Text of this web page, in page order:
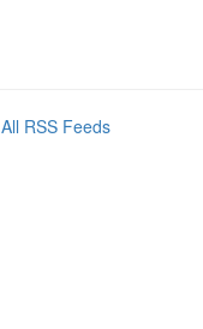
All RSS Feeds